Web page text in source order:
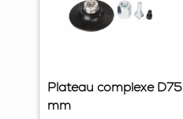
Plateau complexe D75
mm